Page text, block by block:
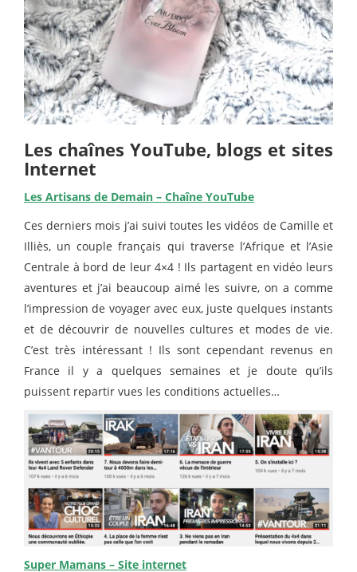
Les chaînes YouTube, blogs et sites
Internet
Les Artisans de Demain – Chaîne YouTube
Ces derniers mois j’ai suivi toutes les vidéos de Camille et
Illiès, un couple français qui traverse l’Afrique et l’Asie
Centrale à bord de leur 4×4 ! Ils partagent en vidéo leurs
aventures et j’ai beaucoup aimé les suivre, on a comme
l’impression de voyager avec eux, juste quelques instants
et de découvrir de nouvelles cultures et modes de vie.
C’est très intéressant ! Ils sont cependant revenus en
France il y a quelques semaines et je doute qu’ils
puissent repartir vues les conditions actuelles…
Super Mamans – Site internet